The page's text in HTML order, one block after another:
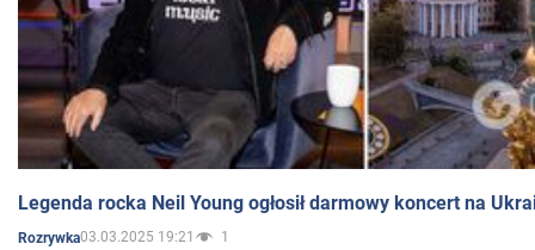
Legenda rocka Neil Young ogłosił darmowy koncert na
Rozrywka03.03.2025 19:21 1